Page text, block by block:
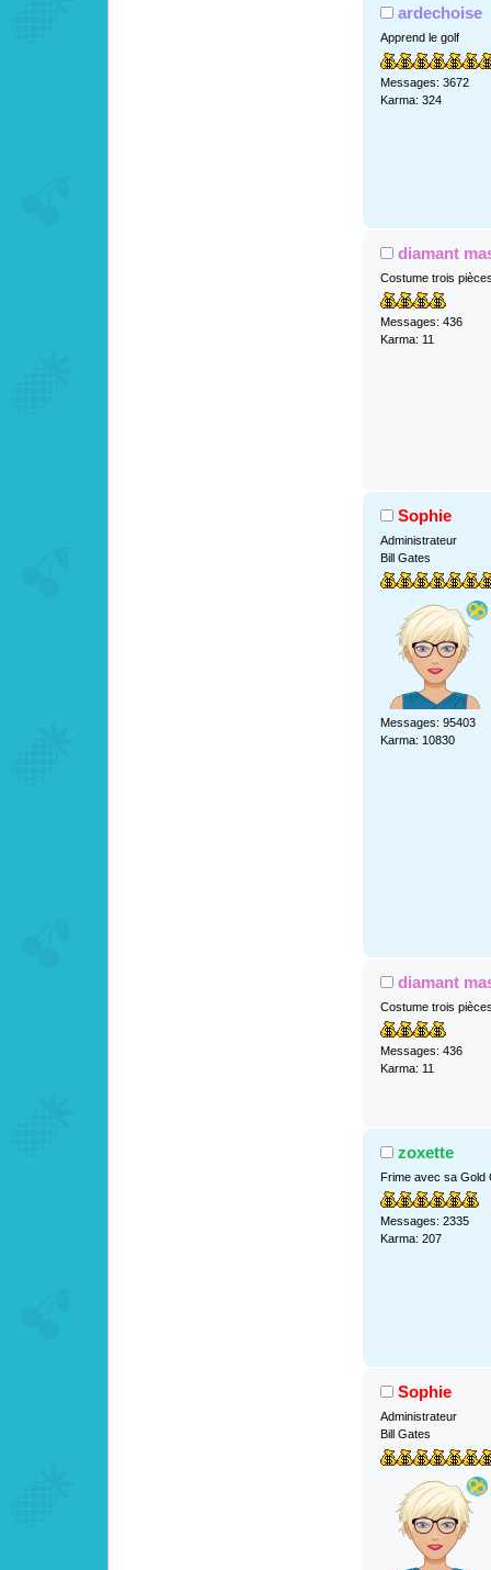
ardechoise
Apprend le golf
Messages: 3672
Karma: 324
diamant
Costume trois
Messages: 436
Karma: 11
Sophie
Administrateur
Bill Gates
Messages: 95403
Karma: 10830
diamant
Costume trois
Messages: 436
Karma: 11
zoxette
Frime avec sa Gold
Messages: 2335
Karma: 207
Sophie
Administrateur
Bill Gates